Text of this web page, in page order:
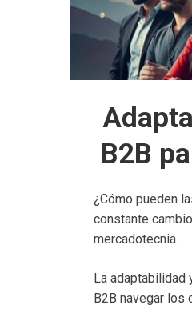
B2B
¿Cómo pueden
constante
mercadotecnia.
La adaptabilidad
B2B navegar los